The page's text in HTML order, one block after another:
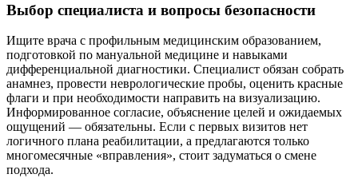
Выбор специалиста и вопросы безопасности
Ищите врача с профильным медицинским образованием,
подготовкой по мануальной медицине и навыками
дифференциальной диагностики. Специалист обязан собрать
анамнез, провести неврологические пробы, оценить красные
флаги и при необходимости направить на визуализацию.
Информированное согласие, объяснение целей и ожидаемых
ощущений — обязательны. Если с первых визитов нет
логичного плана реабилитации, а предлагаются только
многомесячные «вправления», стоит задуматься о смене
подхода.